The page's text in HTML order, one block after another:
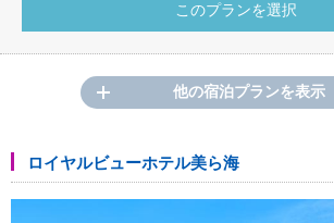
他の宿泊プランを表示
ロイヤルビューホテル美ら海